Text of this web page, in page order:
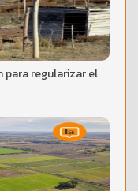
para regularizar el